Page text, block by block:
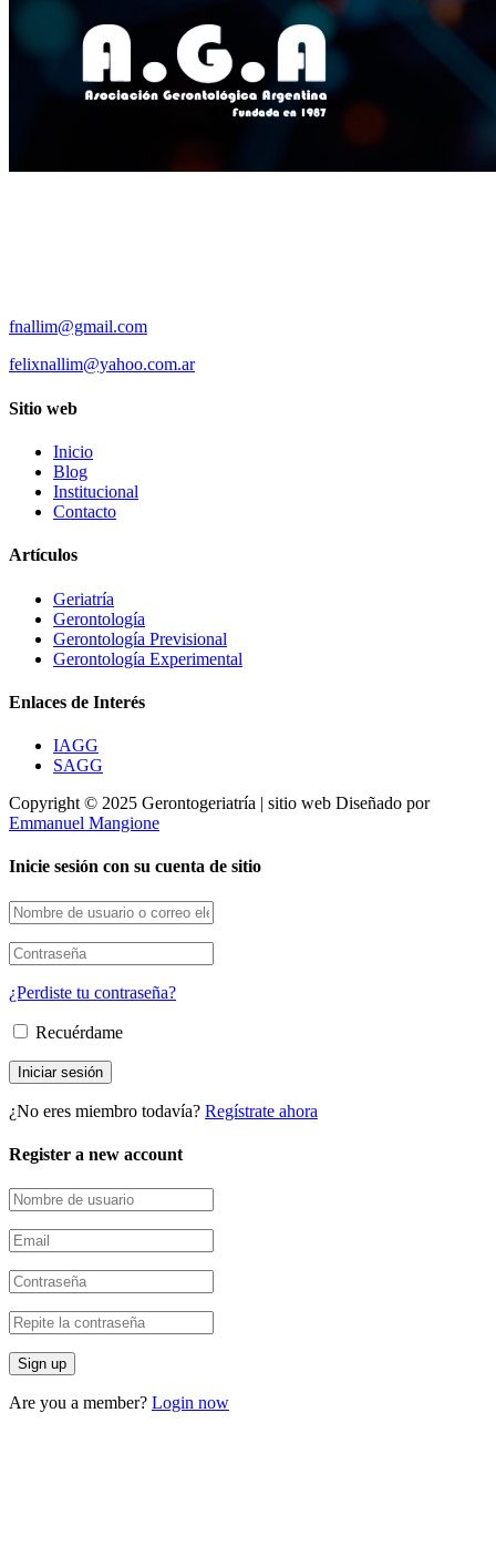
fnallim@gmail.com
felixnallim@yahoo.com.ar
Sitio web
Inicio
Blog
Institucional
Contacto
Artículos
Geriatría
Gerontología
Gerontología Previsional
Gerontología Experimental
Enlaces de Interés
IAGG
SAGG
Copyright © 2025 Gerontogeriatría | sitio web Diseñado por
Emmanuel Mangione
Inicie sesión con su cuenta de sitio
¿Perdiste tu contraseña?
Recuérdame
¿No eres miembro todavía? Regístrate ahora
Register a new account
Are you a member? Login now